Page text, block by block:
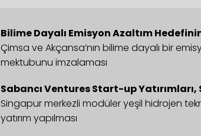
Bilime Dayalı Emisyon Azaltım
Çimsa ve Akçansa’nın bilime dayalı bir
mektubunu imzalaması
Sabancı Ventures Start-up Yatırımları,
Singapur merkezli modüler yeşil hidrojen
yatırım yapılması